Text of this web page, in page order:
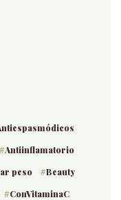
Antiinflamatorio
peso
Beauty
ConVitaminaC